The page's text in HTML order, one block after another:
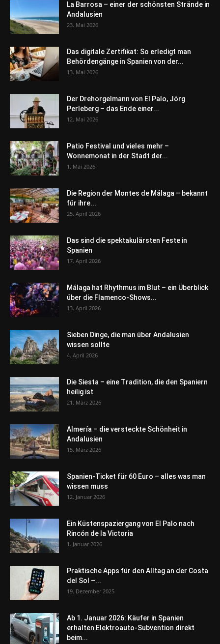
La Barrosa – einer der schönsten Strände in
Andalusien
23. Mai 2026
Das digitale Zertifikat: So erledigt man
Behördengänge in Spanien von der...
13. Mai 2026
Der Drehorgelmann von El Palo, Jörg
Perleberg – das Ende einer...
12. Mai 2026
Patio Festival und vieles mehr –
Wonnemonat in der Stadt der...
1. Mai 2026
Die Region der Montes de Málaga – bekannt
für ihre...
25. April 2026
Das sind die spektakulärsten Feste in
Spanien
17. April 2026
Málaga hat Rhythmus im Blut – ein Überblick
über die Flamenco-Shows...
13. April 2026
Sieben Dinge, die man über Andalusien
wissen sollte
4. April 2026
Die Siesta – eine Tradition, die den Spaniern
heilig ist
21. März 2026
Almería – die versteckte Schönheit in
Andalusien
15. März 2026
Spanien-Ticket für 60 Euro – alles was man
wissen muss
12. Januar 2026
Ein Küstenspaziergang von El Palo nach
Rincón de la Victoria
1. Januar 2026
Praktische Apps für den Alltag an der Costa
del Sol –...
19. Dezember 2025
Ab 1. Januar 2026: Käufer in Spanien
erhalten Elektroauto-Subvention direkt
beim...